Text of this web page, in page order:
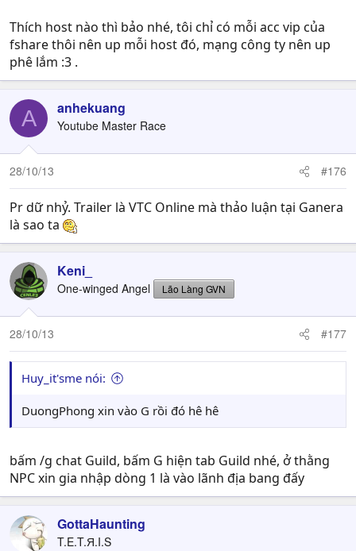
Thích host nào thì bảo nhé, tôi chỉ có mỗi acc vip của
fshare thôi nên up mỗi host đó, mạng công ty nên up
phê lắm :3 .
A anhekuang
Youtube Master Race
28/10/13 #176
Pr dữ nhỷ. Trailer là VTC Online mà thảo luận tại Ganera
là sao ta
Keni_
One-winged Angel Lão Làng GVN
28/10/13 #177
Huy_it'sme nói:
DuongPhong xin vào G rồi đó hê hê
bấm /g chat Guild, bấm G hiện tab Guild nhé, ở thằng
NPC xin gia nhập dòng 1 là vào lãnh địa bang đấy
GottaHaunting
T.E.T.Я.I.S